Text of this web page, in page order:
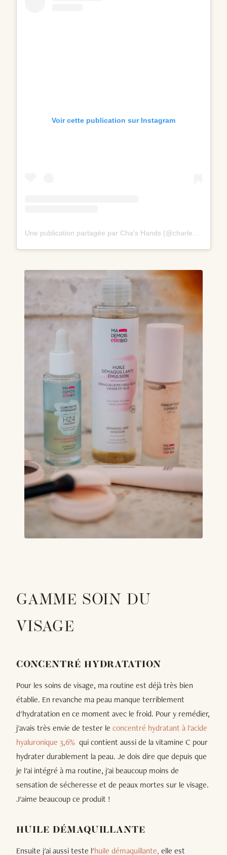
Voir cette publication sur Instagram
Une publication partagée par Cha's Hands (@charlene_hands)
GAMME SOIN DU
VISAGE
CONCENTRÉ HYDRATATION
Pour les soins de visage, ma routine est déjà très bien
établie. En revanche ma peau manque terriblement
d'hydratation en ce moment avec le froid. Pour y remédier,
j'avais très envie de tester le concentré hydratant à l'acide
hyaluronique 3,6% qui contient aussi de la vitamine C pour
hydrater durablement la peau. Je dois dire que depuis que
je l'ai intégré à ma routine, j'ai beaucoup moins de
sensation de sécheresse et de peaux mortes sur le visage.
J'aime beaucoup ce produit !
HUILE DÉMAQUILLANTE
Ensuite j'ai aussi teste l'huile démaquillante, elle est